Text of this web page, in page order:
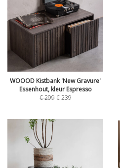
WOOOD Kistbank 'New Gravure'
Essenhout, kleur Espresso
€299 €239